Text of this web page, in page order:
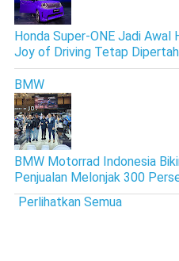
Honda Super-ONE Jadi Awal
Joy of Driving Tetap
BMW
BMW Motorrad Indonesia
Penjualan Melonjak 300
Perlihatkan Semua